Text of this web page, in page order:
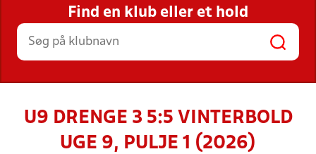
STILLINGER, RESULTATER, KLUBBER OG
HOLD
Find en klub eller et hold
U9 DRENGE 3 5:5 VINTERBOLD
UGE 9, PULJE 1 (2026)